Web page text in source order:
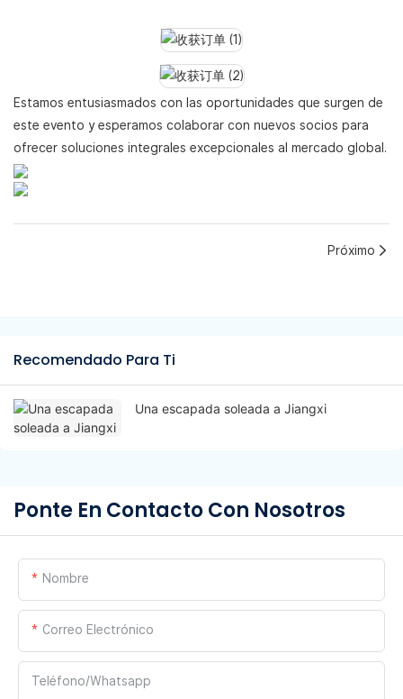
Estamos entusiasmados con las oportunidades que surgen de
este evento y esperamos colaborar con nuevos socios para
ofrecer soluciones integrales excepcionales al mercado global.
Próximo
Recomendado Para Ti
Una escapada soleada a Jiangxi
Ponte En Contacto Con Nosotros
Nombre
Correo Electrónico
Teléfono/whatsapp